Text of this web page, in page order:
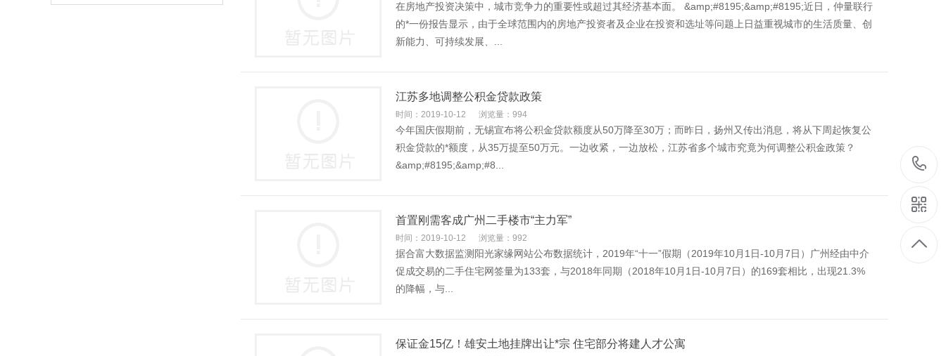
在房地产投资决策中，城市竞争力的重要性或超过其经济基本面。 &amp;#8195;&amp;#8195;近日，仲量联行
的*一份报告显示，由于全球范围内的房地产投资者及企业在投资和选址等问题上日益重视城市的生活质量、创
新能力、可持续发展、...
江苏多地调整公积金贷款政策
时间：2019-10-12 浏览量：994
今年国庆假期前，无锡宣布将公积金贷款额度从50万降至30万；而昨日，扬州又传出消息，将从下周起恢复公
积金贷款的*额度，从35万提至50万元。一边收紧，一边放松，江苏省多个城市究竟为何调整公积金政策？
&amp;#8195;&amp;#8...
首置刚需客成广州二手楼市“主力军”
时间：2019-10-12 浏览量：992
据合富大数据监测阳光家缘网站公布数据统计，2019年“十一”假期（2019年10月1日-10月7日）广州经由中介
促成交易的二手住宅网签量为133套，与2018年同期（2018年10月1日-10月7日）的169套相比，出现21.3%
的降幅，与...
保证金15亿！雄安土地挂牌出让*宗 住宅部分将建人才公寓